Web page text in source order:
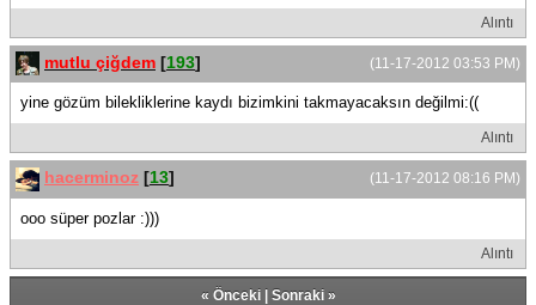
Alıntı
(11-17-2012 03:53 PM)
mutlu çiğdem [193]
yine gözüm bilekliklerine kaydı bizimkini takmayacaksın değilmi:((
Alıntı
(11-17-2012 08:16 PM)
hacerminoz [13]
ooo süper pozlar :)))
Alıntı
« Önceki| Sonraki»